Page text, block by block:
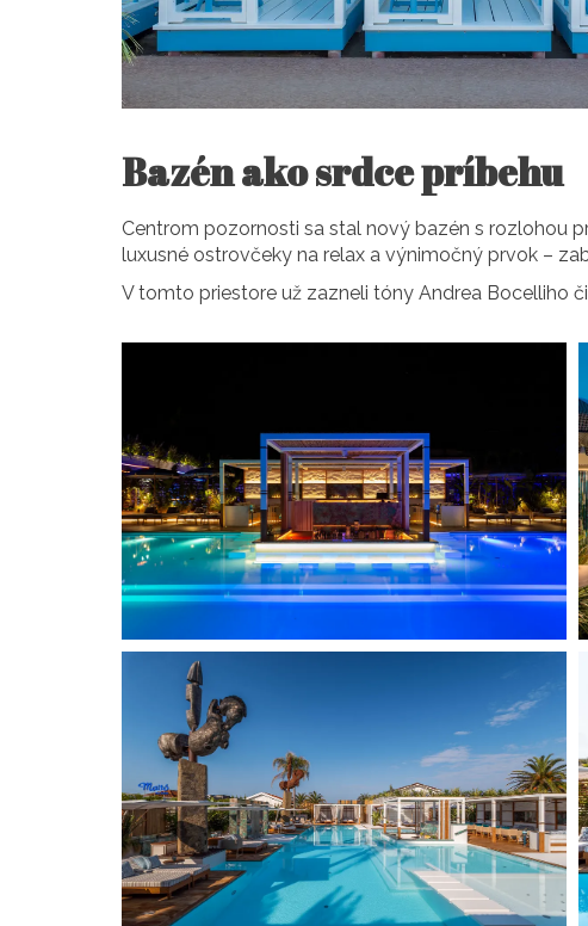
Bazén ako srdce príbehu
Centrom pozornosti sa stal nový bazén s rozlohou
luxusné ostrovčeky na relax a výnimočný prvok –
V tomto priestore už zazneli tóny Andrea Bocelliho